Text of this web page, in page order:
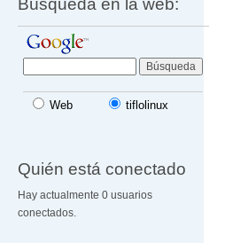
Web tiflolinux
Quién está conectado
Hay actualmente 0 usuarios
conectados.